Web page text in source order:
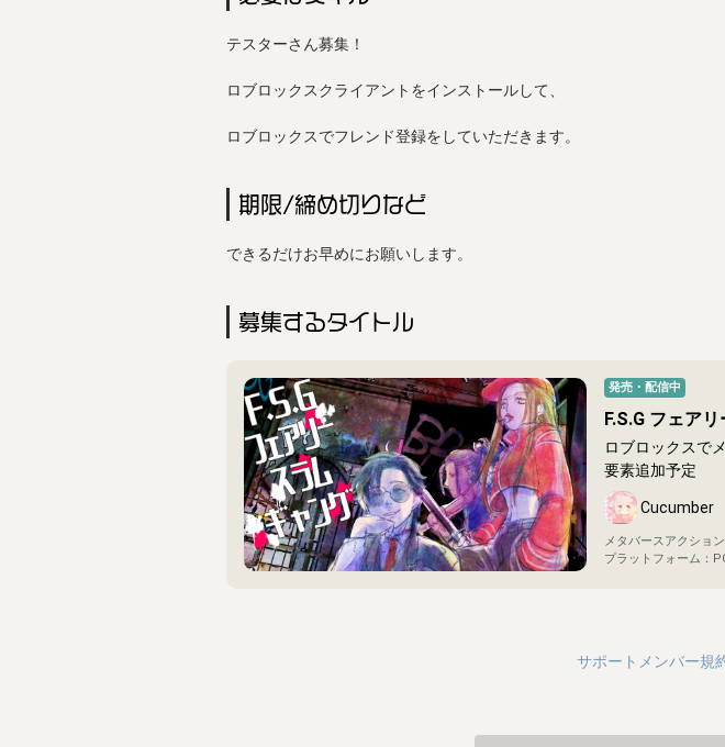
テスターさん募集！
ロブロックスクライアントをインストールして、
ロブロックスでフレンド登録をしていただきます。
期限/締め切りなど
できるだけお早めにお願いします。
募集するタイトル
発売・配信中
F.S.G フェア
ロブロックスでメタバースVR
要素追加予定
Cucumber
メタバースアクション
プラットフォーム：
サポートメンバー規